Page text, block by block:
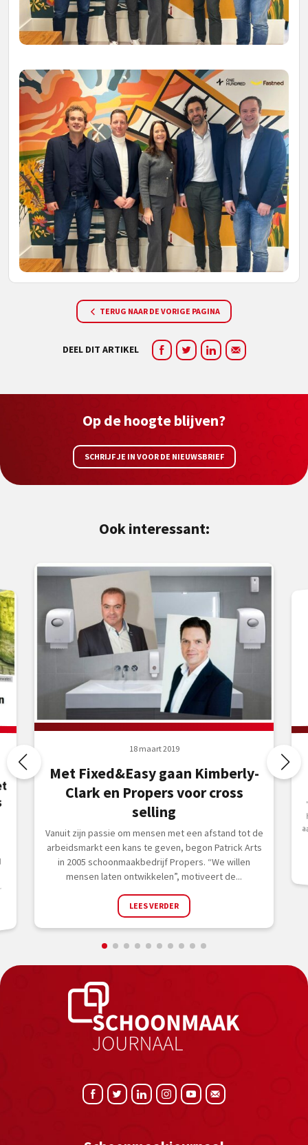
TERUG NAAR DE VORIGE PAGINA
DEEL DIT ARTIKEL
Op de hoogte blijven?
SCHRIJF JE IN VOOR DE NIEUWSBRIEF
Ook interessant:
18 maart 2019
Met Fixed&Easy gaan Kimberly-
Clark en Propers voor cross
selling
Vanuit zijn passie om mensen met een afstand tot de
arbeidsmarkt een kans te geven, begon Patrick Arts
in 2005 schoonmaakbedrijf Propers. “We willen
mensen laten ontwikkelen”, motiveert de...
LEES VERDER